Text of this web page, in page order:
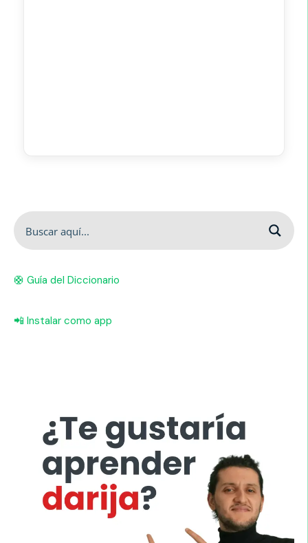
🛟 Guía del Diccionario
📲 Instalar como app